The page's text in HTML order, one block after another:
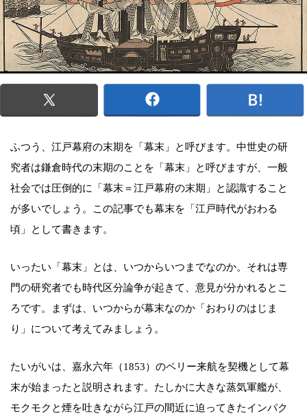
ふつう、江戸幕府の末期を「幕末」と呼びます。中世史の研
究者は鎌倉時代の末期のことを「幕末」と呼びますが、一般
社会では圧倒的に「幕末＝江戸幕府の末期」と認識すること
が多いでしょう。この記事でも幕末を「江戸時代がおわる
頃」として書きます。
いったい「幕末」とは、いつからいつまでなのか。それは専
門の研究者でも時代区分論争が起きて、意見が分かれるとこ
ろです。まずは、いつからが幕末なのか「おわりのはじま
り」について考えてみましょう。
たいがいは、嘉永六年（1853）のペリー来航を契機として幕
末が始まったと説明されます。たしかに大きな蒸気軍艦が、
モクモクと煙を吐きながら江戸の間近に迫ってきたインパク